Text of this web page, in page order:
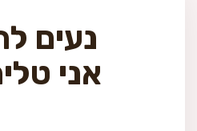
נעים
אני